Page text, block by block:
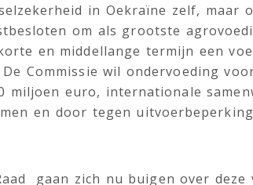
in Oekraïne zelf, maar
om als grootste
en middellange termijn een
Commissie wil ondervoeding
miljoen euro, internationale
en door tegen
gaan zich nu buigen over